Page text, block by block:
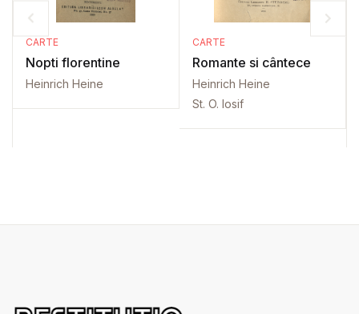
CARTE
Nopti florentine
Heinrich Heine
CARTE
Romante si cântece
Heinrich Heine
St. O. Iosif